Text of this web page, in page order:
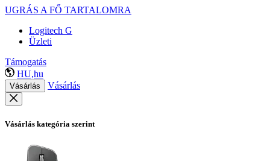
UGRÁS A FŐ TARTALOMRA
Logitech G
Üzleti
Támogatás
HU,hu
Vásárlás Vásárlás
Vásárlás kategória szerint